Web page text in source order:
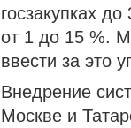
госзакупках
от 1 до 15 %.
ввести за это
Внедрение
Москве и